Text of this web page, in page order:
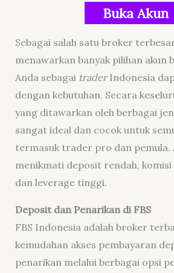
Buka Akun
Sebagai salah satu broker
menawarkan banyak pilihan akun
Anda sebagai traderIndonesia
dengan kebutuhan. Secara
yang ditawarkan oleh berbagai
sangat ideal dan cocok untuk
termasuk trader pro dan pemula.
menikmati deposit rendah,
dan leverage tinggi.
Deposit dan Penarikan di FBS
FBS Indonesia adalah broker
kemudahan akses pembayaran
penarikan melalui berbagai opsi